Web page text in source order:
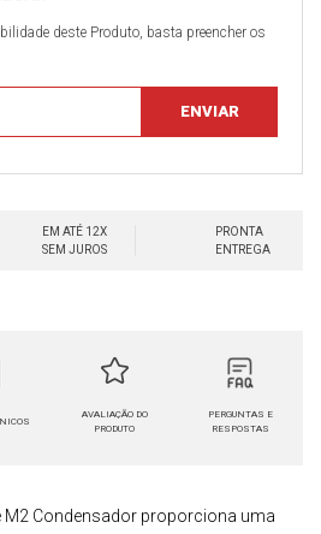
deste Produto, basta preencher os
EM ATÉ 12X
SEM JUROS
PRONTA
ENTREGA
AVALIAÇÃO DO
PRODUTO
PERGUNTAS E
RESPOSTAS
M2 Condensador proporciona uma